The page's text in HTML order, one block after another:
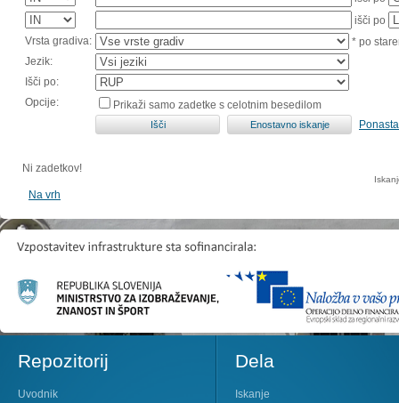
išči po
Vrsta gradiva:
* po
Jezik:
Išči po:
Opcije:
Prikaži samo zadetke s celotnim besedilom
Ni zadetkov!
Na vrh
Repozitorij
Uvodnik
Dela
Iskanje